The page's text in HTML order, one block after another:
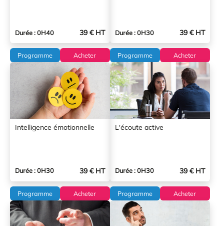
Durée : 0H40 39 € HT
Programme Acheter
Durée : 0H30 39 € HT
Programme Acheter
Intelligence émotionnelle
Durée : 0H30 39 € HT
Programme Acheter
L'écoute active
Durée : 0H30 39 € HT
Programme Acheter